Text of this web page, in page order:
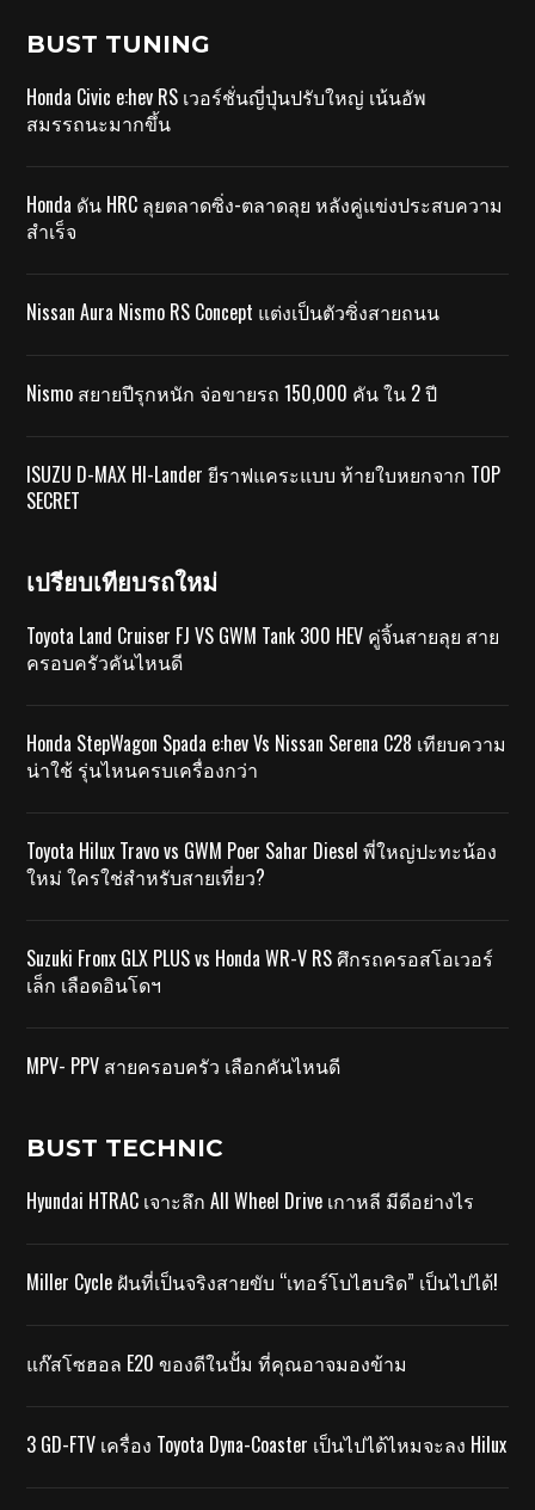
BUST TUNING
Honda Civic e:hev RS เวอร์ชั่นญี่ปุ่นปรับใหญ่ เน้นอัพ
สมรรถนะมากขึ้น
Honda ดัน HRC ลุยตลาดซิ่ง-ตลาดลุย หลังคู่แข่งประสบความ
สำเร็จ
Nissan Aura Nismo RS Concept แต่งเป็นตัวซิ่งสายถนน
Nismo สยายปีรุกหนัก จ่อขายรถ 150,000 คัน ใน 2 ปี
ISUZU D-MAX HI-Lander ยีราฟแคระแบบ ท้ายใบหยกจาก TOP
SECRET
เปรียบเทียบรถใหม่
Toyota Land Cruiser FJ VS GWM Tank 300 HEV คู่จิ้นสายลุย สาย
ครอบครัวคันไหนดี
Honda StepWagon Spada e:hev Vs Nissan Serena C28 เทียบความ
น่าใช้ รุ่นไหนครบเครื่องกว่า
Toyota Hilux Travo vs GWM Poer Sahar Diesel พี่ใหญ่ปะทะน้อง
ใหม่ ใครใช่สำหรับสายเที่ยว?
Suzuki Fronx GLX PLUS vs Honda WR-V RS ศึกรถครอสโอเวอร์
เล็ก เลือดอินโดฯ
MPV- PPV สายครอบครัว เลือกคันไหนดี
BUST TECHNIC
Hyundai HTRAC เจาะลึก All Wheel Drive เกาหลี มีดีอย่างไร
Miller Cycle ฝันที่เป็นจริงสายขับ “เทอร์โบไฮบริด” เป็นไปได้!
แก๊สโซฮอล E20 ของดีในปั้ม ที่คุณอาจมองข้าม
3 GD-FTV เครื่อง Toyota Dyna-Coaster เป็นไปได้ไหมจะลง Hilux